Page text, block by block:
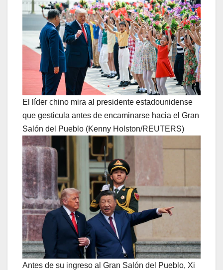
El líder chino mira al presidente estadounidense
que gesticula antes de encaminarse hacia el Gran
Salón del Pueblo (Kenny Holston/REUTERS)
Antes de su ingreso al Gran Salón del Pueblo, Xi